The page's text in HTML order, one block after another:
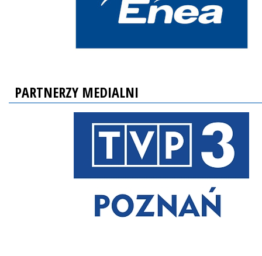
PARTNERZY MEDIALNI